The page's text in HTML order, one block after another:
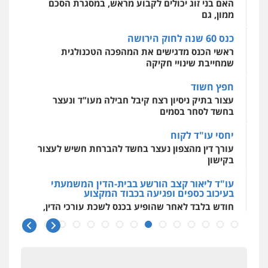
אסירים עבירות מין שירותים מקצועיים
לעורכי דין
האם בני זוג יכולים לקבוע מראש, במסגרת הסכם
ממון, גם
כנס 60 שנה לחוק הירושה
ראשי הכנס מדגישים את המהפכה הטכנולגית
שמחייבת שינויי חקיקה
חפץ חשוד
עצור בתיק ניסיון רצח קיבל חבילה מעו"ד ונעצר
בחשד לסחר בסמים
יחסי עו"ד לקוח
עורך דין מהצפון נעצר בחשד להברחת חשיש לעצור
בקישון
עו"ד ליאור קצב הורשע בבית-הדין המשמעתי
בעיכוב כספים ופגיעה בכבוד המקצוע
חודש בלבד לאחר שהופיע בכנס לשכת עורכי הדין,
קצב הורשע